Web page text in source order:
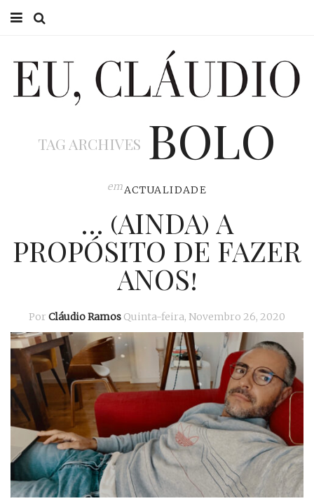
EU CLÁUDIO
EU NA TV
TAG ARCHIVES BOLO
emACTUALIDADE
… (AINDA) A
PROPÓSITO DE FAZER
ANOS!
Por Cláudio Ramos Quinta-feira, Novembro 26, 2020